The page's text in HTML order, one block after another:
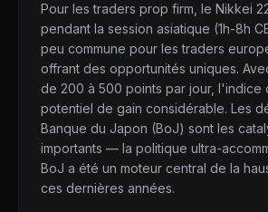
Pour les traders prop firm, le Nikkei
pendant la session asiatique (1h-8h
peu commune pour les traders
offrant des opportunités uniques.
de 200 à 500 points par jour, l'indice
potentiel de gain considérable. Les
Banque du Japon (BoJ) sont les
importants — la politique ultra-
BoJ a été un moteur central de la
ces dernières années.